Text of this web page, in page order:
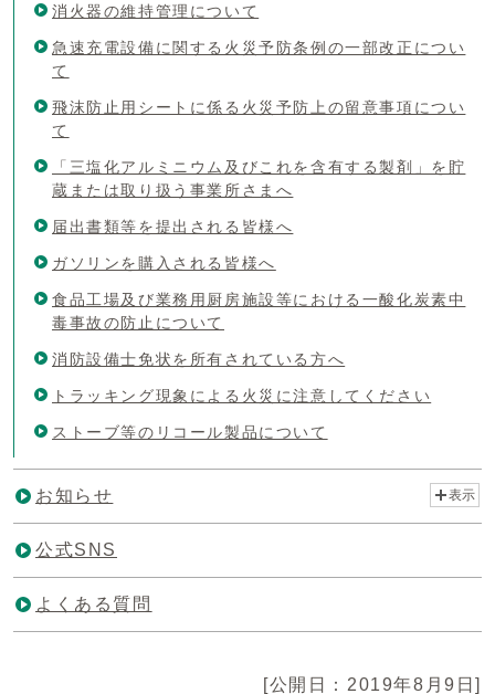
消火器の維持管理について
急速充電設備に関する火災予防条例の一部改正につい
て
飛沫防止用シートに係る火災予防上の留意事項につい
て
「三塩化アルミニウム及びこれを含有する製剤」を貯
蔵または取り扱う事業所さまへ
届出書類等を提出される皆様へ
ガソリンを購入される皆様へ
食品工場及び業務用厨房施設等における一酸化炭素中
毒事故の防止について
消防設備士免状を所有されている方へ
トラッキング現象による火災に注意してください
ストーブ等のリコール製品について
お知らせ 表示
公式SNS
よくある質問
[公開日：2019年8月9日]